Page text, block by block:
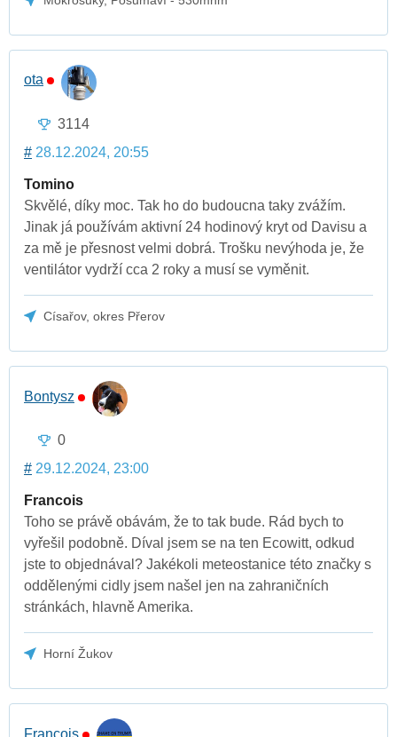
ota
3114
# 28.12.2024, 20:55
Tomino
Skvělé, díky moc. Tak ho do budoucna taky zvážím.
Jinak já používám aktivní 24 hodinový kryt od Davisu a
za mě je přesnost velmi dobrá. Trošku nevýhoda je, že
ventilátor vydrží cca 2 roky a musí se vyměnit.
Císařov, okres Přerov
Bontysz
0
# 29.12.2024, 23:00
Francois
Toho se právě obávám, že to tak bude. Rád bych to
vyřešil podobně. Díval jsem se na ten Ecowitt, odkud
jste to objednával? Jakékoli meteostanice této značky s
oddělenými cidly jsem našel jen na zahraničních
stránkách, hlavně Amerika.
Horní Žukov
Francois